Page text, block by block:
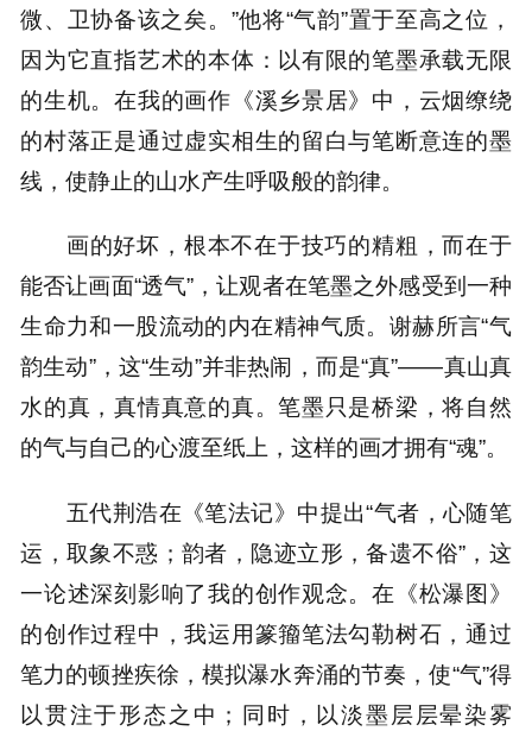
微、卫协备该之矣。”他将“气韵”置于至高之位，
因为它直指艺术的本体：以有限的笔墨承载无限
的生机。在我的画作《溪乡景居》中，云烟缭绕
的村落正是通过虚实相生的留白与笔断意连的墨
线，使静止的山水产生呼吸般的韵律。
画的好坏，根本不在于技巧的精粗，而在于
能否让画面“透气”，让观者在笔墨之外感受到一种
生命力和一股流动的内在精神气质。谢赫所言“气
韵生动”，这“生动”并非热闹，而是“真”——真山真
水的真，真情真意的真。笔墨只是桥梁，将自然
的气与自己的心渡至纸上，这样的画才拥有“魂”。
五代荆浩在《笔法记》中提出“气者，心随笔
运，取象不惑；韵者，隐迹立形，备遗不俗”，这
一论述深刻影响了我的创作观念。在《松瀑图》
的创作过程中，我运用篆籀笔法勾勒树石，通过
笔力的顿挫疾徐，模拟瀑水奔涌的节奏，使“气”得
以贯注于形态之中；同时，以淡墨层层晕染雾